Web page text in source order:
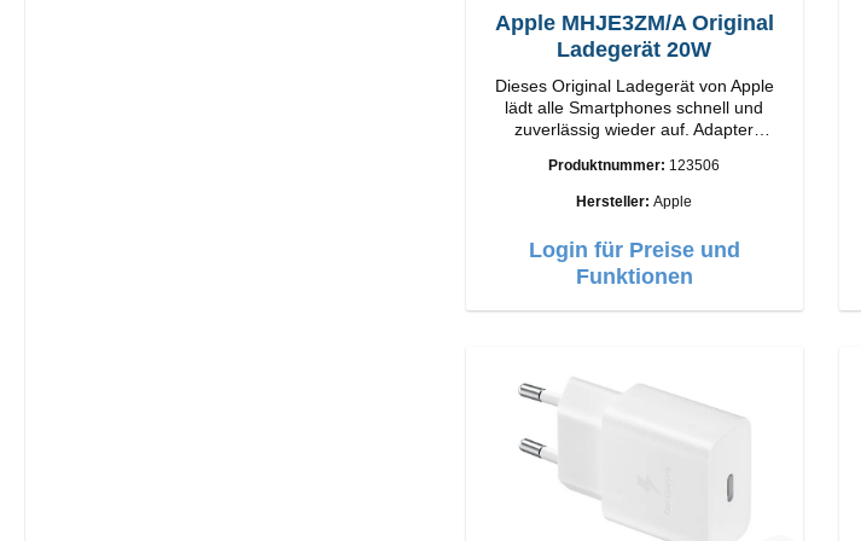
Apple MHJE3ZM/A Original
Ladegerät 20W
Dieses Original Ladegerät von Apple
lädt alle Smartphones schnell und
zuverlässig wieder auf. Adapter
Verarbeitung Anschlüsse: USB-C
Output: 20W Farbe: Weiss
Produktnummer: 123506
Hersteller:Apple
Login für Preise und
Funktionen